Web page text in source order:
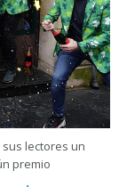
sus lectores un
premio